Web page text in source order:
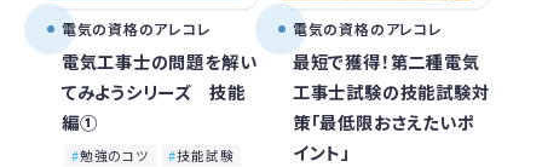
電気の資格のアレコレ
電気工事士の問題を解い
てみようシリーズ 技能
編①
勉強のコツ
技能試験
電気の資格のアレコレ
最短で獲得！第二種電気
工事士試験の技能試験対
策「最低限おさえたいポ
イント」